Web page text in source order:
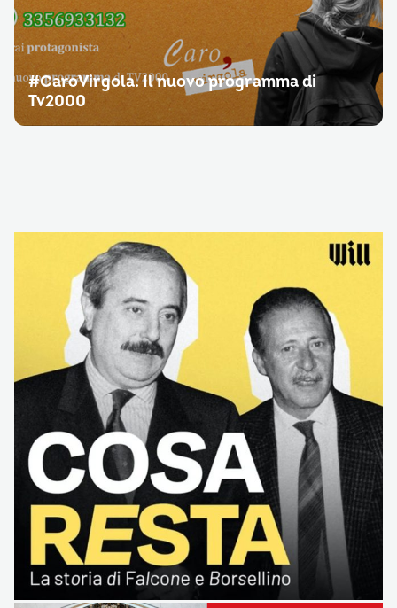
#CaroVirgola. Il nuovo programma di
Tv2000